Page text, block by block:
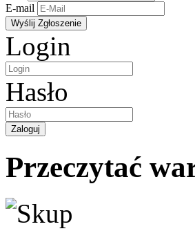
E-mail
Login
Hasło
Przeczytać